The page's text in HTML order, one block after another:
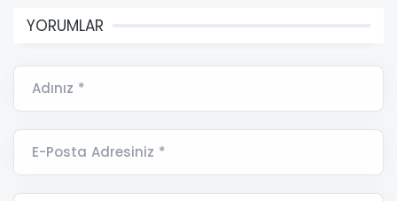
YORUMLAR
Adınız *
E-Posta Adresiniz *